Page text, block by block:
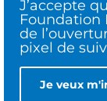
J’accepte
Foundation
de
pixel de